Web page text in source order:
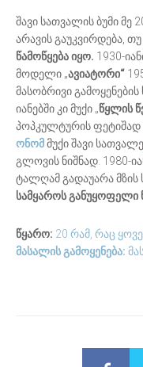
შავი სათვალის ბუმი მე
არავის გაუკვირდება, თუ
წამოწყება იყო. 1930-
მოდელი „ავიატორი“
მასობრივი გამოყენების
იანებში კი მუქი „წყლის
პოპკულტურის ფეტიშად
ონომმუქი შავი სათვალე
გლოვის ნიშნად. 1980-
ტალღამ გადაუარა მზის
სამყაროს განუყოფელი
წყარო: 20 რამ, რაც
მასალის გამოყენება: